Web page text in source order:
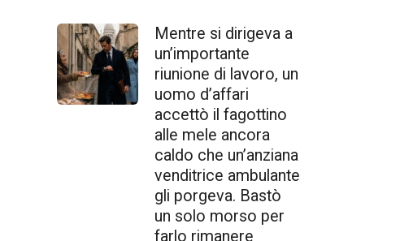
Mentre si dirigeva a
un’importante
riunione di lavoro, un
uomo d’affari
accettò il fagottino
alle mele ancora
caldo che un’anziana
venditrice ambulante
gli porgeva. Bastò
un solo morso per
farlo rimanere